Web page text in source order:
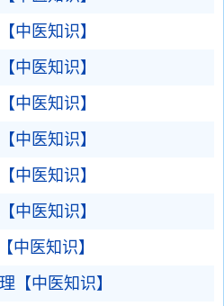
中医知识】
【中医知识】
【中医知识】
中医知识】
中医知识】
【中医知识】
【中医知识】
【中医知识】